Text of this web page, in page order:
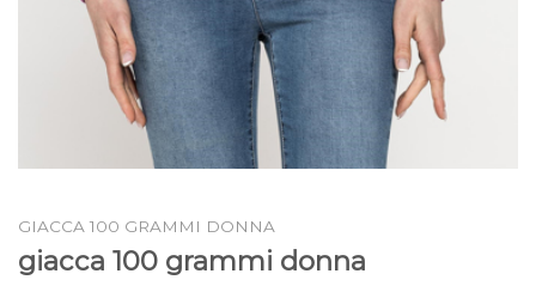
GIACCA 100 GRAMMI DONNA
giacca 100 grammi donna